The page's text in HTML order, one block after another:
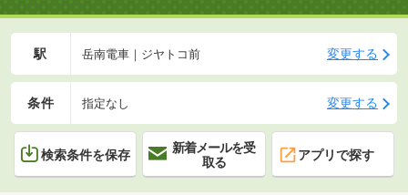
駅 岳南電車｜ジヤトコ前 変更する
条件 指定なし 変更する
検索条件を保存
新着メールを受
取る
アプリで探す